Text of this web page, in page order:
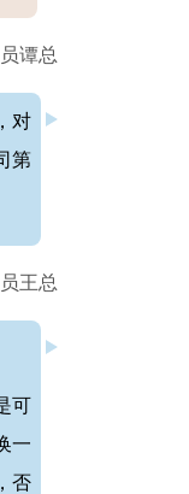
谭总
对
第
王总
可
一
否